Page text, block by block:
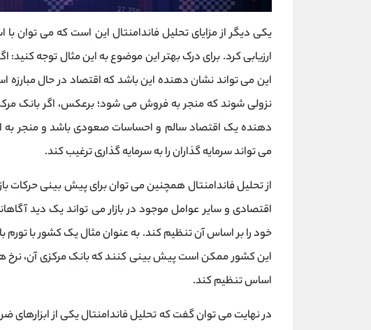
یکی دیگر از مزایای تحلیل فاندامنتال این است که می توان با
ارزیابی کرد. برای درک بهتر این موضوع به این مثال توجه
این می تواند نشان دهنده این باشد که اقتصاد در حال
نزولی شوند که منجر به فروش می شود؛ برعکس، اگر بانک
دهنده یک اقتصاد سالم و احساسات صعودی باشد و منجر
می تواند سرمایه گذاران را به سرمایه گذاری ترغیب کند.
از تحلیل فاندامنتال همچنین می توان برای پیش بینی حرکات
اقتصادی و سایر عوامل موجود در بازار می تواند یک دید
خود را بر اساس آن تنظیم کند. به عنوان مثال یک کشور با تورم
این کشور ممکن است پیش‌ بینی کنند که بانک مرکزی آن، نرخ‌
اساس تنظیم کند.
در نهایت می توان گفت که تحلیل فاندامنتال یکی از ابزارهای